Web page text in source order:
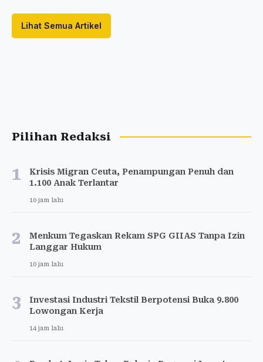
Lihat Semua Artikel
Pilihan Redaksi
1
Krisis Migran Ceuta, Penampungan Penuh dan
1.100 Anak Terlantar
10 jam lalu
2
Menkum Tegaskan Rekam SPG GIIAS Tanpa Izin
Langgar Hukum
10 jam lalu
3
Investasi Industri Tekstil Berpotensi Buka 9.800
Lowongan Kerja
14 jam lalu